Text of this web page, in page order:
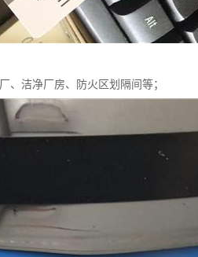
、洁净厂房、防火区划隔间等；